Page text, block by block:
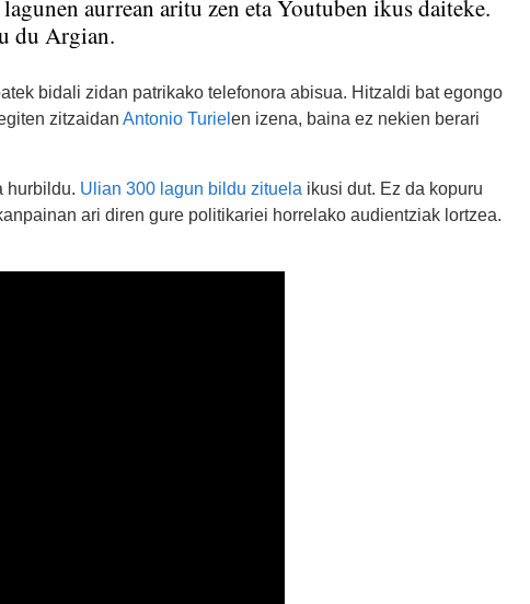
aurrean aritu zen eta Youtuben ikus daiteke.
du Argian.
bidali zidan patrikako telefonora abisua. Hitzaldi bat egongo
zitzaidan Antonio Turielen izena, baina ez nekien berari
hurbildu. Ulian 300 lagun bildu zituela ikusi dut. Ez da kopuru
ari diren gure politikariei horrelako audientziak lortzea.